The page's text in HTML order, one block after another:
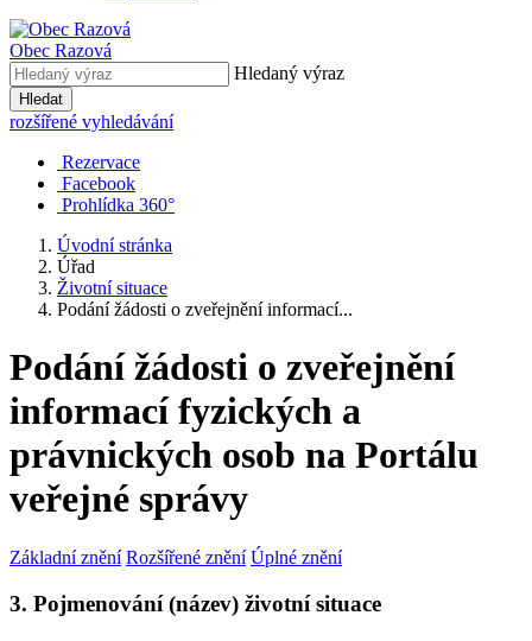
Obec Razová
Hledaný výraz
Hledat
rozšířené vyhledávání
Rezervace
Facebook
Prohlídka 360°
Úvodní stránka
Úřad
Životní situace
Podání žádosti o zveřejnění informací...
Podání žádosti o zveřejnění
informací fyzických a
právnických osob na Portálu
veřejné správy
Základní znění Rozšířené znění Úplné znění
3. Pojmenování (název) životní situace